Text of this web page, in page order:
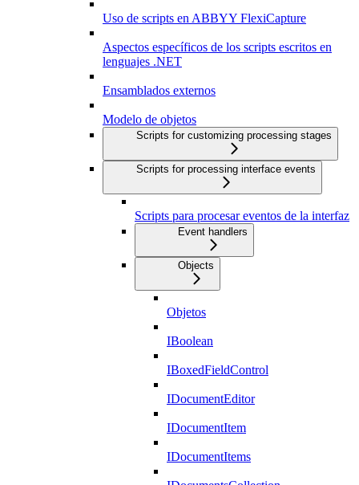
Uso de scripts en ABBYY FlexiCapture
Aspectos específicos de los scripts escritos en
lenguajes .NET
Ensamblados externos
Modelo de objetos
Scripts for customizing processing stages
Scripts for processing interface events
Scripts para procesar eventos de la interfaz
Event handlers
Objects
Objetos
IBoolean
IBoxedFieldControl
IDocumentEditor
IDocumentItem
IDocumentItems